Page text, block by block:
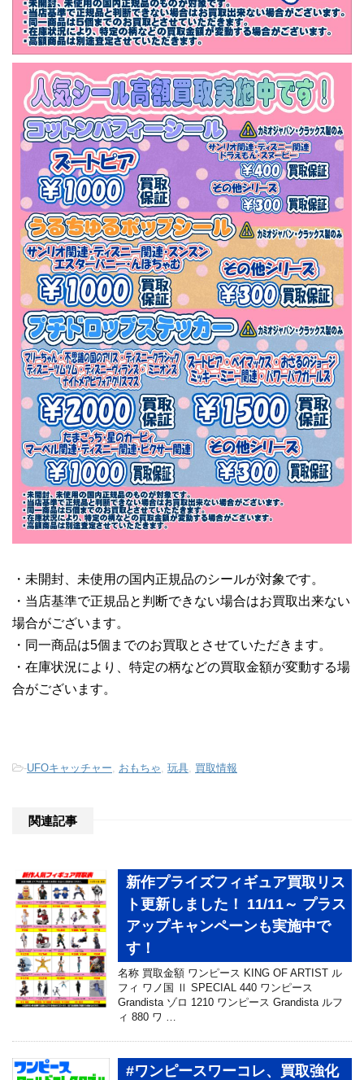
・未開封、未使用の国内正規品のシールが対象です。
・当店基準で正規品と判断できない場合はお買取出来ない
場合がございます。
・同一商品は5個までのお買取とさせていただきます。
・在庫状況により、特定の柄などの買取金額が変動する場
合がございます。
-UFOキャッチャー おもちゃ 玩具 買取情報
関連記事
新作プライズフィギュア買取リス
ト更新しました！ 11/11～ プラス
アップキャンペーンも実施中で
す！
名称 買取金額 ワンピース KING OF ARTIST ル
フィ ワノ国 Ⅱ SPECIAL 440 ワンピース
Grandista ゾロ 1210 ワンピース Grandista ルフ
ィ 880 ワ …
#ワンピースワーコレ、買取強化